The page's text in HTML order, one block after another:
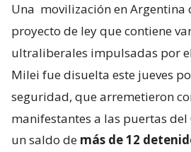
Una movilización en Argentina
proyecto de ley que contiene
ultraliberales impulsadas por
Milei fue disuelta este jueves
seguridad, que arremetieron
manifestantes a las puertas del
un saldo de más de 12